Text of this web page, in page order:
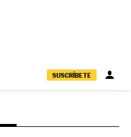
SUSCRÍBETE